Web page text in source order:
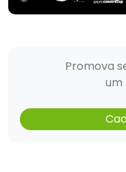
Promova
um